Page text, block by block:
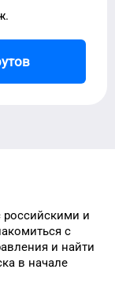
российскими и
с
и найти
в начале